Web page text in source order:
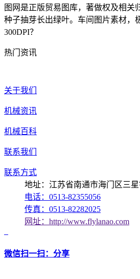
图网是正版贸易图库，著做权及相关
种子抽芽长出绿叶。车间图片素材，
300DPI？
热门资讯
关于我们
机械资讯
机械百科
联系我们
联系方式
地址：江苏省南通市海门区三
电话：0513-82355056
传真：0513-82282025
网址：http://www.flylanao.com
微信扫一扫：分享